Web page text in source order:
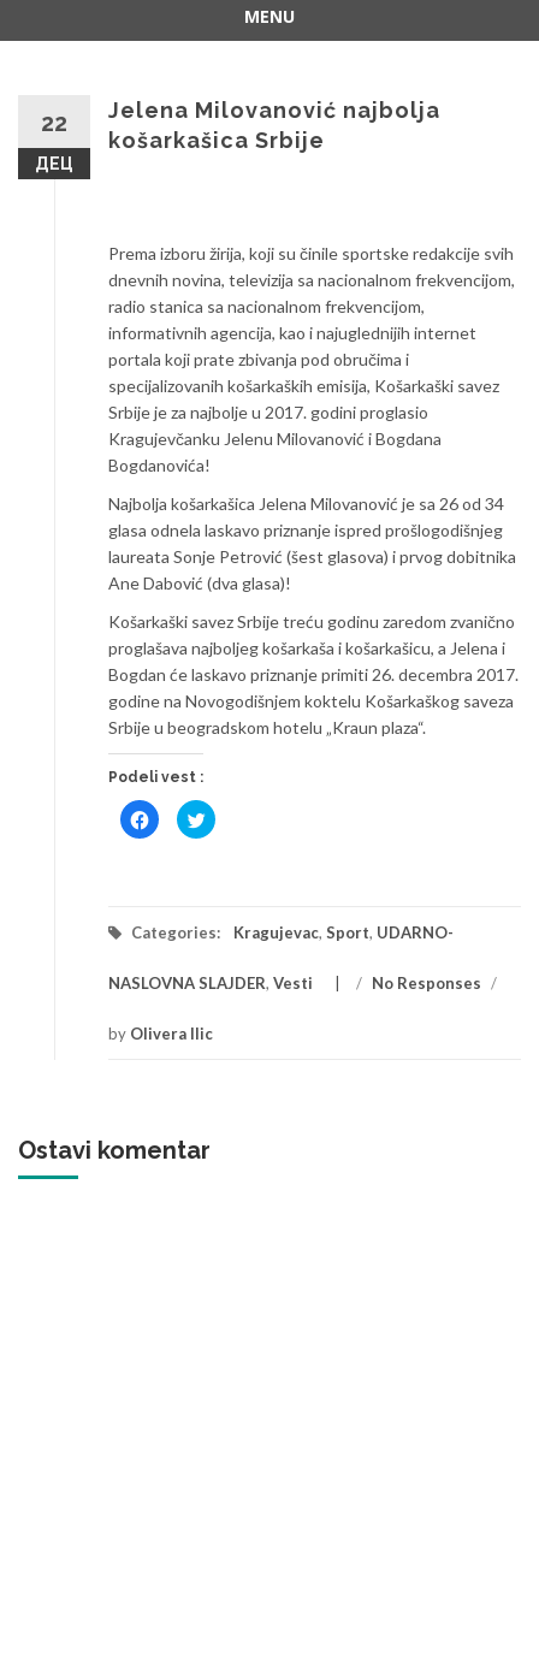
MENU
22
ДЕЦ
Jelena Milovanović najbolja
košarkašica Srbije
Prema izboru žirija, koji su činile sportske redakcije svih
dnevnih novina, televizija sa nacionalnom frekvencijom,
radio stanica sa nacionalnom frekvencijom,
informativnih agencija, kao i najuglednijih internet
portala koji prate zbivanja pod obručima i
specijalizovanih košarkaških emisija, Košarkaški savez
Srbije je za najbolje u 2017. godini proglasio
Kragujevčanku Jelenu Milovanović i Bogdana
Bogdanovića!
Najbolja košarkašica Jelena Milovanović je sa 26 od 34
glasa odnela laskavo priznanje ispred prošlogodišnjeg
laureata Sonje Petrović (šest glasova) i prvog dobitnika
Ane Dabović (dva glasa)!
Košarkaški savez Srbije treću godinu zaredom zvanično
proglašava najboljeg košarkaša i košarkašicu, a Jelena i
Bogdan će laskavo priznanje primiti 26. decembra 2017.
godine na Novogodišnjem koktelu Košarkaškog saveza
Srbije u beogradskom hotelu „Kraun plaza“.
Podeli vest :
Click
to
share
window)
Click
to
window)
Categories: Kragujevac, Sport, UDARNO-
NASLOVNA SLAJDER, Vesti / No Responses /
by Olivera Ilic
Ostavi komentar